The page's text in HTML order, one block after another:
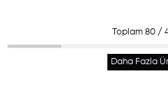
Toplam 80/
Daha Fazla